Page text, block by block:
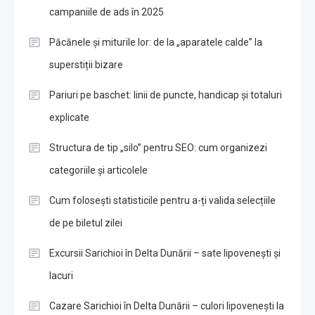
campaniile de ads în 2025
Păcănele și miturile lor: de la „aparatele calde” la
superstiții bizare
Pariuri pe baschet: linii de puncte, handicap și totaluri
explicate
Structura de tip „silo” pentru SEO: cum organizezi
categoriile și articolele
Cum folosești statisticile pentru a-ți valida selecțiile
de pe biletul zilei
Excursii Sarichioi în Delta Dunării – sate lipovenești și
lacuri
Cazare Sarichioi în Delta Dunării – culori lipovenești la